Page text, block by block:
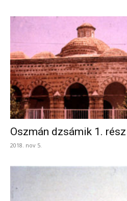
Oszmán dzsámik 1. rész
2018. nov 5.